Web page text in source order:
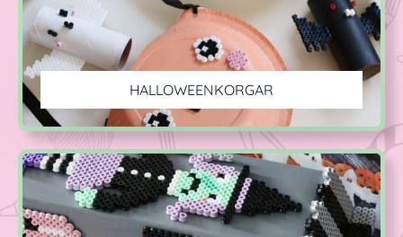
HALLOWEENKORGAR